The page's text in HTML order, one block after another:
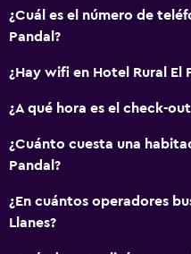
¿Cuál es el número de
Pandal?
¿Hay wifi en Hotel Rural El
¿A qué hora es el check-
¿Cuánto cuesta una
Pandal?
¿En cuántos operadores
Llanes?